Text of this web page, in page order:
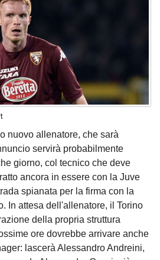
nuovo allenatore, che sarà
servirà probabilmente
giorno, col tecnico che deve
ancora in essere con la Juve
spianata per la firma con la
In attesa dell'allenatore, il Torino
della propria struttura
ore dovrebbe arrivare anche
lascerà Alessandro Andreini,